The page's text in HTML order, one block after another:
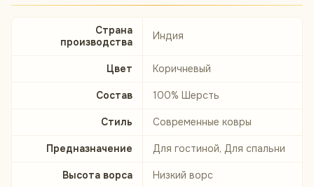
Страна
производства
Индия
Цвет Коричневый
Состав 100% Шерсть
Стиль Современные ковры
Предназначение Для гостиной, Для спальни
Высота ворса Низкий ворс